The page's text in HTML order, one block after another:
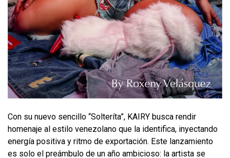
Con su nuevo sencillo “Solteríta”, KAIRY busca rendir
homenaje al estilo venezolano que la identifica, inyectando
energía positiva y ritmo de exportación. Este lanzamiento
es solo el preámbulo de un año ambicioso: la artista se